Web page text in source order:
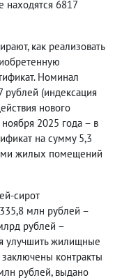
находятся 6817
как реализовать
Номинал
рублей (индексация
нового
2025 года – в
на сумму 5,3
жилых помещений
сирот
млн рублей –
рублей –
улучшить жилищные
контракты
рублей, выдано